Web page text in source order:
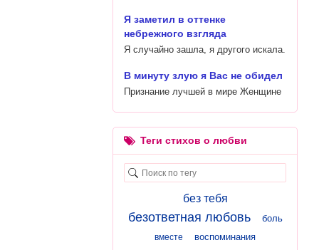
Я заметил в оттенке
небрежного взгляда
Я случайно зашла, я другого искала.
В минуту злую я Вас не обидел
Признание лучшей в мире Женщине
Теги стихов о любви
без тебя
безответная любовь боль
вместе воспоминания